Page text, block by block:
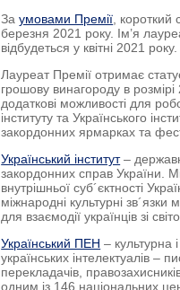
Заумовами Премії ,
березня 2021 року. Ім’я
відбудеться у квітні 2021 року.
Лауреат Премії отримає
грошову винагороду в
додаткові можливості для
інституту та Українського
закордонних ярмарках та
Український інститут–
закордонних справ України.
внутрішньої суб´єктності
міжнародні культурні
для взаємодії українців зі
Український ПЕН – культурна
українських інтелектуалів –
перекладачів,
одним із 146 національних